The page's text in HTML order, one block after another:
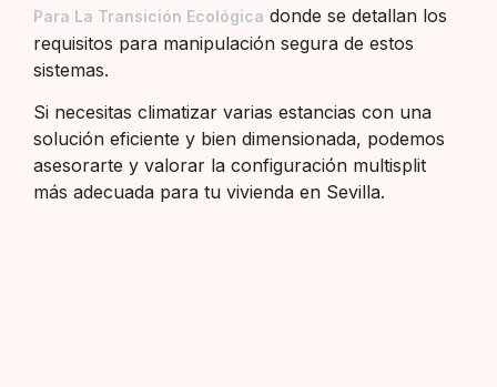
Para La Transición Ecológica donde se detallan los
requisitos para manipulación segura de estos
sistemas.
Si necesitas climatizar varias estancias con una
solución eficiente y bien dimensionada, podemos
asesorarte y valorar la configuración multisplit
más adecuada para tu vivienda en Sevilla.